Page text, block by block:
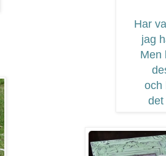
Har
jag
Men
och
det